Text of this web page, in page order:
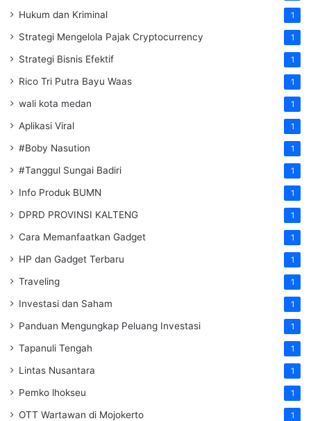
Hukum dan Kriminal 1
Strategi Mengelola Pajak Cryptocurrency 1
Strategi Bisnis Efektif 1
Rico Tri Putra Bayu Waas 1
wali kota medan 1
Aplikasi Viral 1
#Boby Nasution 1
#Tanggul Sungai Badiri 1
Info Produk BUMN 1
DPRD PROVINSI KALTENG 1
Cara Memanfaatkan Gadget 1
HP dan Gadget Terbaru 1
Traveling 1
Investasi dan Saham 1
Panduan Mengungkap Peluang Investasi 1
Tapanuli Tengah 1
Lintas Nusantara 1
Pemko lhokseu 1
OTT Wartawan di Mojokerto 1